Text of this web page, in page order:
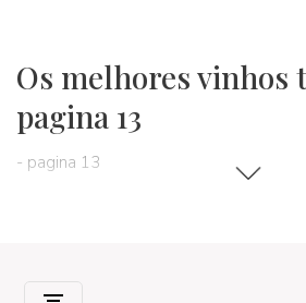
Os melhores vinhos
pagina 13
- pagina 13